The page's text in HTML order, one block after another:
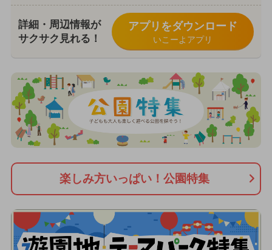
詳細・周辺情報が
サクサク見れる！
アプリをダウンロード
いこーよアプリ
楽しみ方いっぱい！公園特集